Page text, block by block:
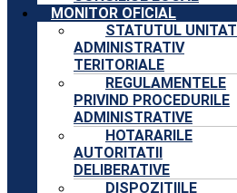
MONITOR OFICIAL
STATUTUL UNITATII
ADMINISTRATIV
TERITORIALE
REGULAMENTELE
PRIVIND PROCEDURILE
ADMINISTRATIVE
HOTARARILE
AUTORITATII
DELIBERATIVE
DISPOZITIILE